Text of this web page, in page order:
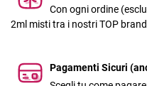
Con ogni ordine
2ml misti tra i nostri TOP
Pagamenti Sicuri